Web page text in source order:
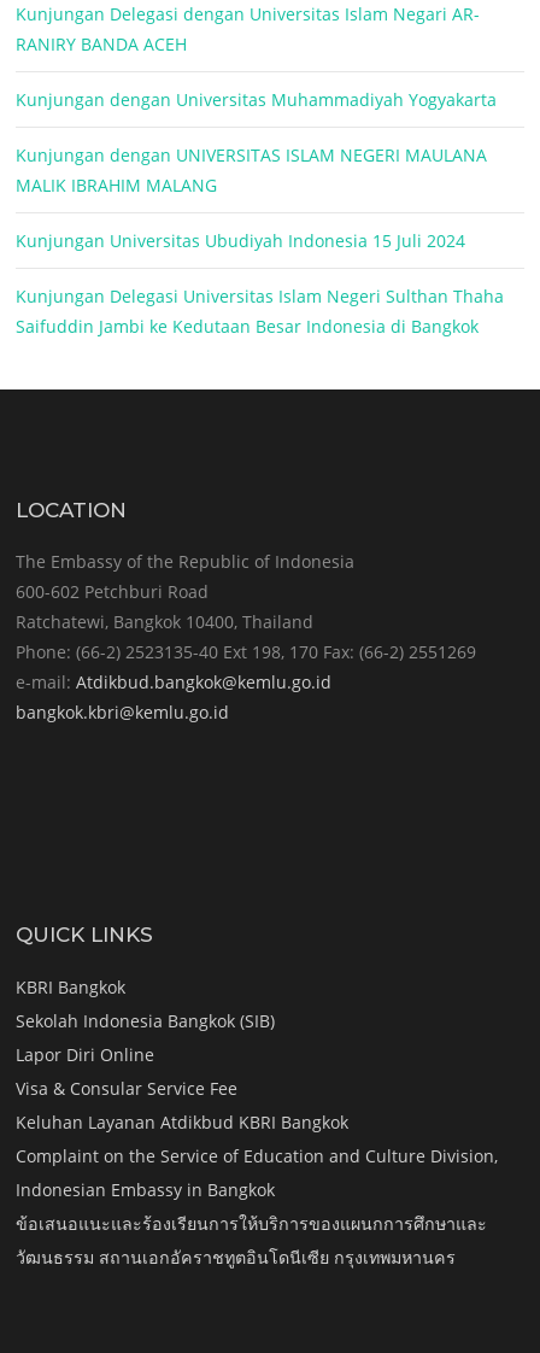
Kunjungan Delegasi dengan Universitas Islam Negari AR-
RANIRY BANDA ACEH
Kunjungan dengan Universitas Muhammadiyah Yogyakarta
Kunjungan dengan UNIVERSITAS ISLAM NEGERI MAULANA
MALIK IBRAHIM MALANG
Kunjungan Universitas Ubudiyah Indonesia 15 Juli 2024
Kunjungan Delegasi Universitas Islam Negeri Sulthan Thaha
Saifuddin Jambi ke Kedutaan Besar Indonesia di Bangkok
LOCATION
The Embassy of the Republic of Indonesia
600-602 Petchburi Road
Ratchatewi, Bangkok 10400, Thailand
Phone: (66-2) 2523135-40 Ext 198, 170 Fax: (66-2) 2551269
e-mail:Atdikbud.bangkok@kemlu.go.id
bangkok.kbri@kemlu.go.id
QUICK LINKS
KBRI Bangkok
Sekolah Indonesia Bangkok (SIB)
Lapor Diri Online
Visa & Consular Service Fee
Keluhan Layanan Atdikbud KBRI Bangkok
Complaint on the Service of Education and Culture Division,
Indonesian Embassy in Bangkok
ข้อเสนอแนะและร้องเรียนการให้บริการของแผนกการศึกษาและ
วัฒนธรรม สถานเอกอัคราชทูตอินโดนีเซีย กรุงเทพมหานคร